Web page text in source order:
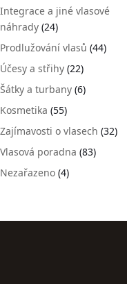
Integrace a jiné vlasové
náhrady (24)
Prodlužování vlasů (44)
Účesy a střihy (22)
Šátky a turbany (6)
Kosmetika (55)
Zajímavosti o vlasech (32)
Vlasová poradna (83)
Nezařazeno (4)